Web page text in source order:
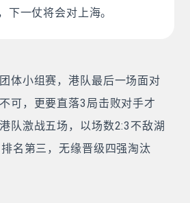
下一仗将会对上海。
体小组赛，港队最后一场面对
可，更要直落3局击败对手才
队激战五场，以场数2:3不敌湖
名第三，无缘晋级四强淘汰